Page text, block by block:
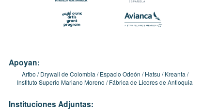
Apoyan:
Artbo Drywall de Colombia Espacio Odeón Hatsu
Kreanta
Instituto Superio Mariano Moreno
Fábrica de Licores de Antioquia
Instituciones Adjuntas: